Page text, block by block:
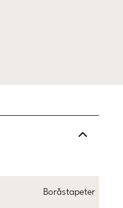
Boråstapeter